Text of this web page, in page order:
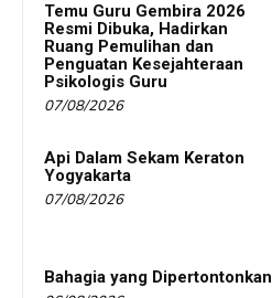
Temu Guru Gembira 2026
Resmi Dibuka, Hadirkan
Ruang Pemulihan dan
Penguatan Kesejahteraan
Psikologis Guru
07/08/2026
Api Dalam Sekam Keraton
Yogyakarta
07/08/2026
Bahagia yang Dipertontonkan